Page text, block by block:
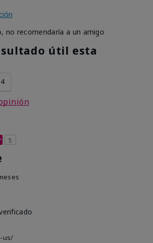
no recomendaría a un amigo
útil esta
4
5
us/